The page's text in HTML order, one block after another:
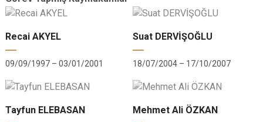
Recai AKYEL
09/09/1997 – 03/01/2001
Suat DERVİŞOĞLU
18/07/2004 – 17/10/2007
Tayfun ELEBASAN Mehmet Ali ÖZKAN